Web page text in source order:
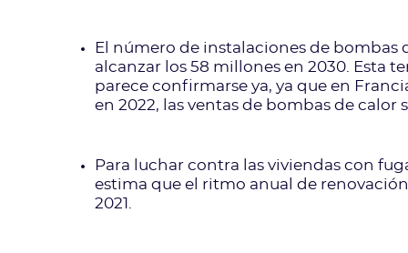
El número de instalaciones de
alcanzar los 58 millones en 2030. Esta
parece confirmarse ya, ya que en
en 2022, las ventas de bombas de
Para luchar contra las viviendas con
estima que el ritmo anual de
2021.